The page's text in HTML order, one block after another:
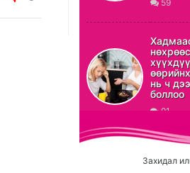
ХЗДХ-ын
Авлигаар
хурааж,
сайхны
бөгөөд
бүхий байгууллагаас
өчигдѳр
газраас
анхаарч
59
нь ч
боллоо
91
Захидал